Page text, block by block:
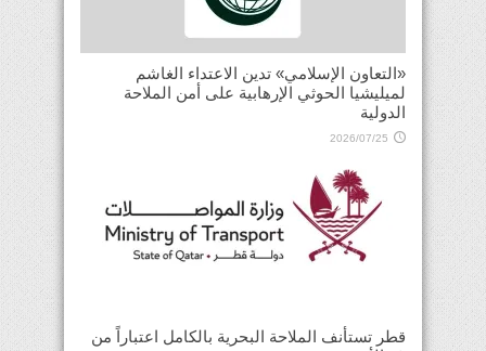
«التعاون الإسلامي» تدين الاعتداء الغاشم
لميليشيا الحوثي الإرهابية على أمن الملاحة
الدولية
2026/07/25
قطر تستأنف الملاحة البحرية بالكامل اعتباراً من